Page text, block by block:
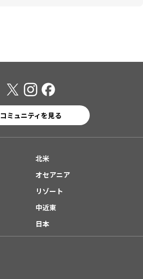
コミュニティを見る
北米
オセアニア
リゾート
中近東
日本